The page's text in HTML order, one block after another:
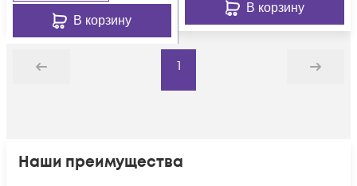
В корзину
В корзину
Назад
1
Дальше
Наши преимущества